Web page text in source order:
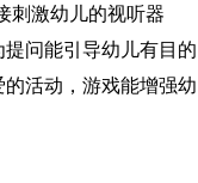
刺激幼儿的视听器
问能引导幼儿有目的
活动，游戏能增强幼